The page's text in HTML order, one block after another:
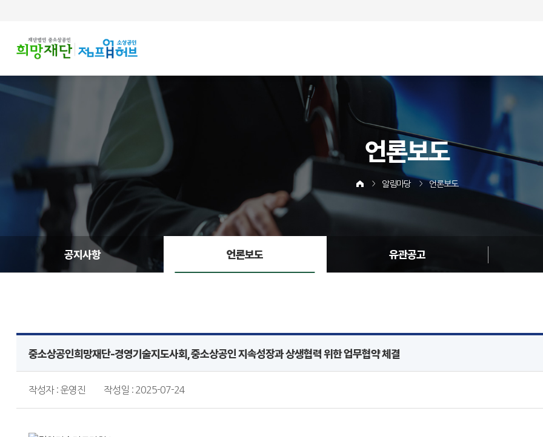
언론보도
알림마당 언론보도
공지사항 언론보도 유관공고
중소상공인희망재단-경영기술지도사회, 중소상공인 지속성장과 상생협력 위한 업무협약 체결
작성자 : 운영진 작성일 : 2025-07-24